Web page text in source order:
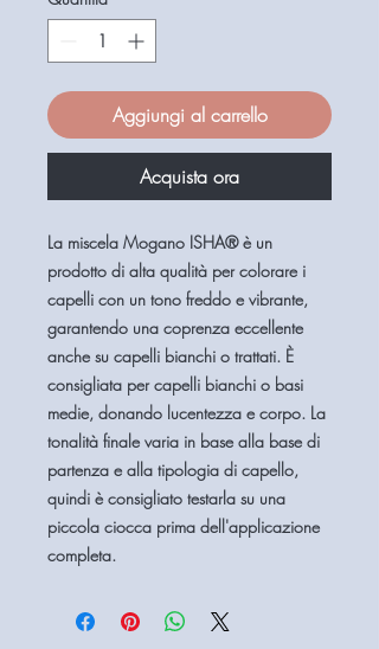
Grammi
Aggiungi al carrello
Acquista ora
La miscela Mogano ISHA® è un
prodotto di alta qualità per colorare i
capelli con un tono freddo e vibrante,
garantendo una coprenza eccellente
anche su capelli bianchi o trattati. È
consigliata per capelli bianchi o basi
medie, donando lucentezza e corpo. La
tonalità finale varia in base alla base di
partenza e alla tipologia di capello,
quindi è consigliato testarla su una
piccola ciocca prima dell'applicazione
completa.